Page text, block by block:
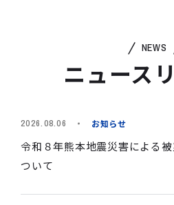
NEWS
ニュース
2026.08.06 お知らせ
令和８年熊本地震災害による
ついて